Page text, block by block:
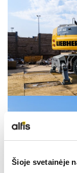
Šioje svetainėje